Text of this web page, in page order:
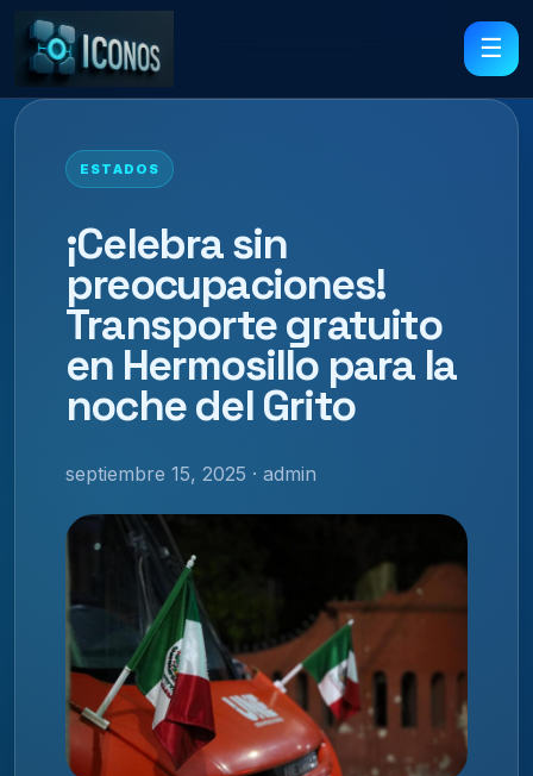
☰
ESTADOS
¡Celebra sin
preocupaciones!
Transporte gratuito
en Hermosillo para la
noche del Grito
septiembre 15, 2025 · admin